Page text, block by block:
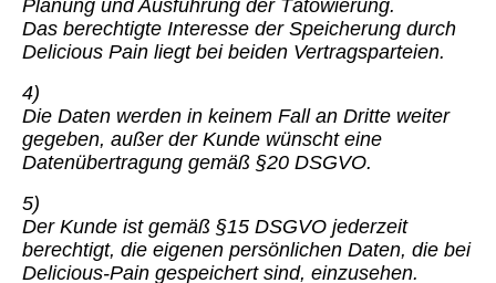
Planung und Ausführung der Tätowierung.
Das berechtigte Interesse der Speicherung durch
Delicious Pain liegt bei beiden Vertragsparteien.
4)
Die Daten werden in keinem Fall an Dritte weiter
gegeben, außer der Kunde wünscht eine
Datenübertragung gemäß §20 DSGVO.
5)
Der Kunde ist gemäß §15 DSGVO jederzeit
berechtigt, die eigenen persönlichen Daten, die bei
Delicious-Pain gespeichert sind, einzusehen.